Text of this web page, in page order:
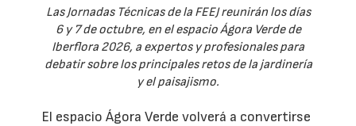
Las Jornadas Técnicas de la FEEJ reunirán los días
6 y 7 de octubre, en el espacio Ágora Verde de
Iberflora 2026, a expertos y profesionales para
debatir sobre los principales retos de la jardinería
y el paisajismo.
El espacio Ágora Verde volverá a convertirse